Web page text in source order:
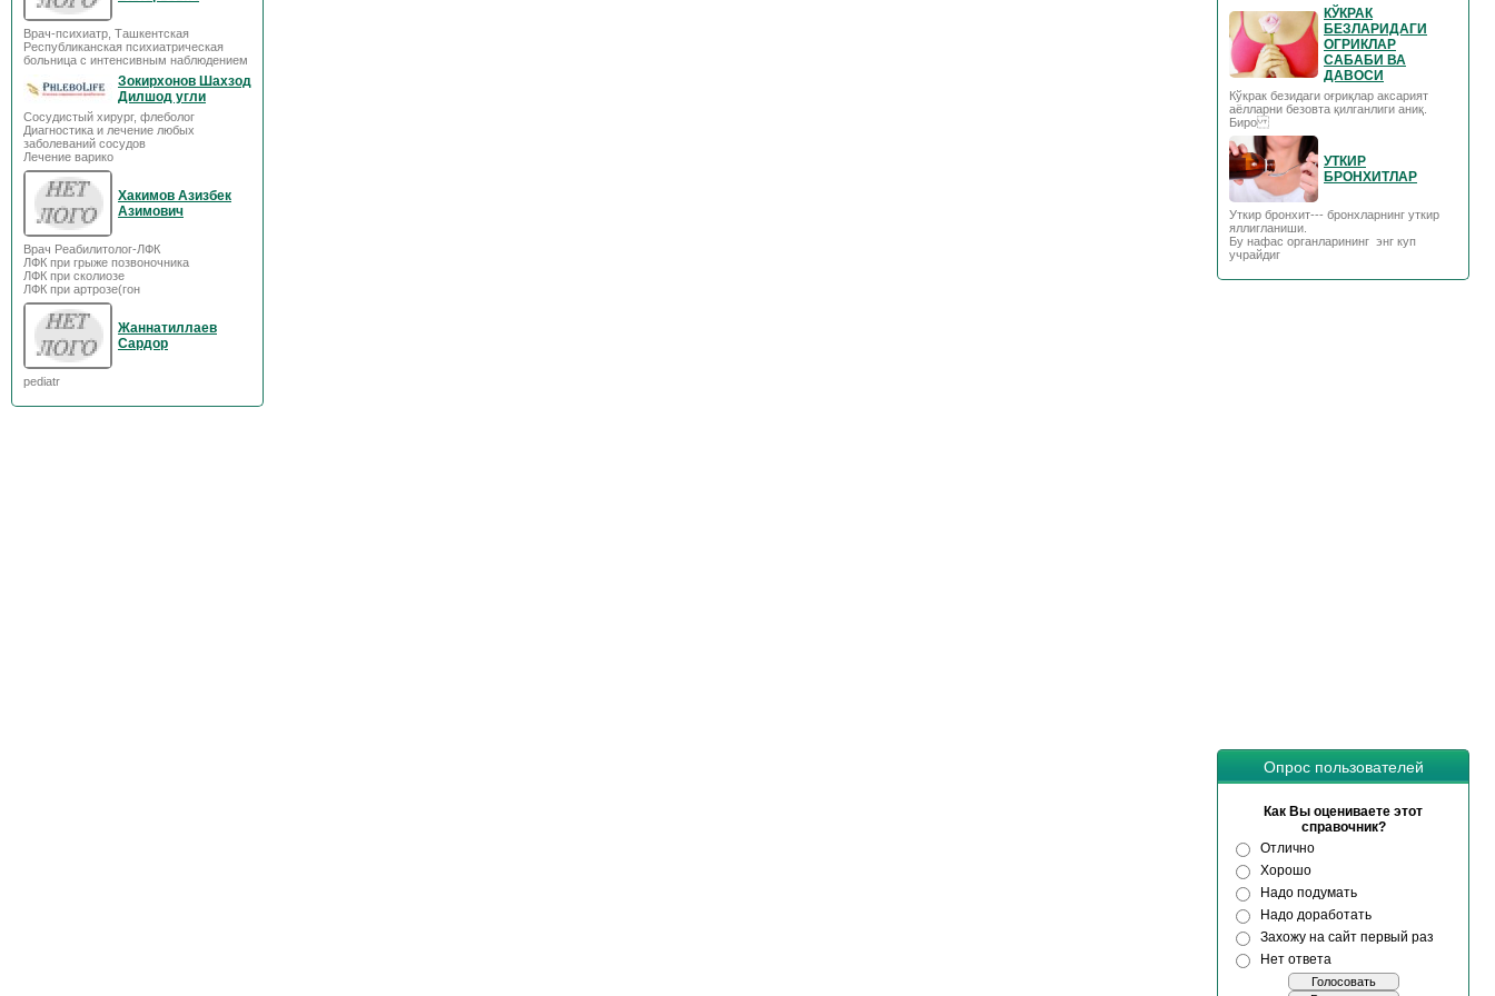
Врач-психиатр, Ташкентская
Республиканская психиатрическая
больница с интенсивным наблюдением
Зокирхонов Шахзод
Дилшод угли
Сосудистый хирург, флеболог
Диагностика и лечение любых
заболеваний сосудов
Лечение варико
Хакимов Азизбек
Азимович
Врач Реабилитолог-ЛФК
ЛФК при грыже позвоночника
ЛФК при сколиозе
ЛФК при артрозе(гон
Жаннатиллаев
Сардор
pediatr
КЎКРАК
БЕЗЛАРИДАГИ
ОГРИКЛАР
САБАБИ ВА
ДАВОСИ
Кўкрак безидаги оғриқлар аксарият
аёлларни безовта қилганлиги аниқ.
Биро
УТКИР
БРОНХИТЛАР
Уткир бронхит--- бронхларнинг уткир
яллигланиши.
Бу нафас органларининг энг куп
учрайдиг
Опрос пользователей
Как Вы оцениваете этот
справочник?
Отлично
Хорошо
Надо подумать
Надо доработать
Захожу на сайт первый раз
Нет ответа